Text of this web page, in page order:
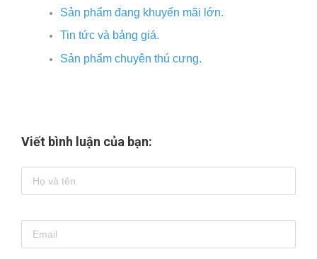
Sản phẩm đang khuyến mãi lớn.
Tin tức và bảng giá.
Sản phẩm chuyên thú cưng.
Viết bình luận của bạn: